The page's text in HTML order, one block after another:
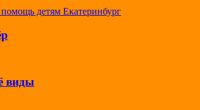
виды